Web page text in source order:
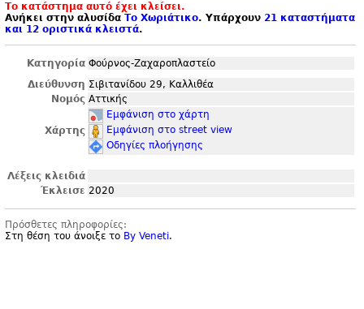
Το κατάστημα αυτό έχει κλείσει.
Ανήκει στην αλυσίδα Το Χωριάτικο. Υπάρχουν 21 καταστήματα
και 12 οριστικά κλειστά.
Κατηγορία Φούρνος-Ζαχαροπλαστείο
Διεύθυνση Σιβιτανίδου 29, Καλλιθέα
Νομός Αττικής
Χάρτης
Εμφάνιση στο χάρτη
Εμφάνιση στο street view
Οδηγίες πλοήγησης
Λέξεις κλειδιά
Έκλεισε 2020
Πρόσθετες πληροφορίες:
Στη θέση του άνοιξε το By Veneti.